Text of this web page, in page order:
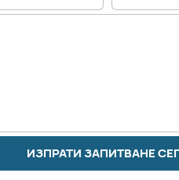
ИЗПРАТИ ЗАПИТВАНЕ